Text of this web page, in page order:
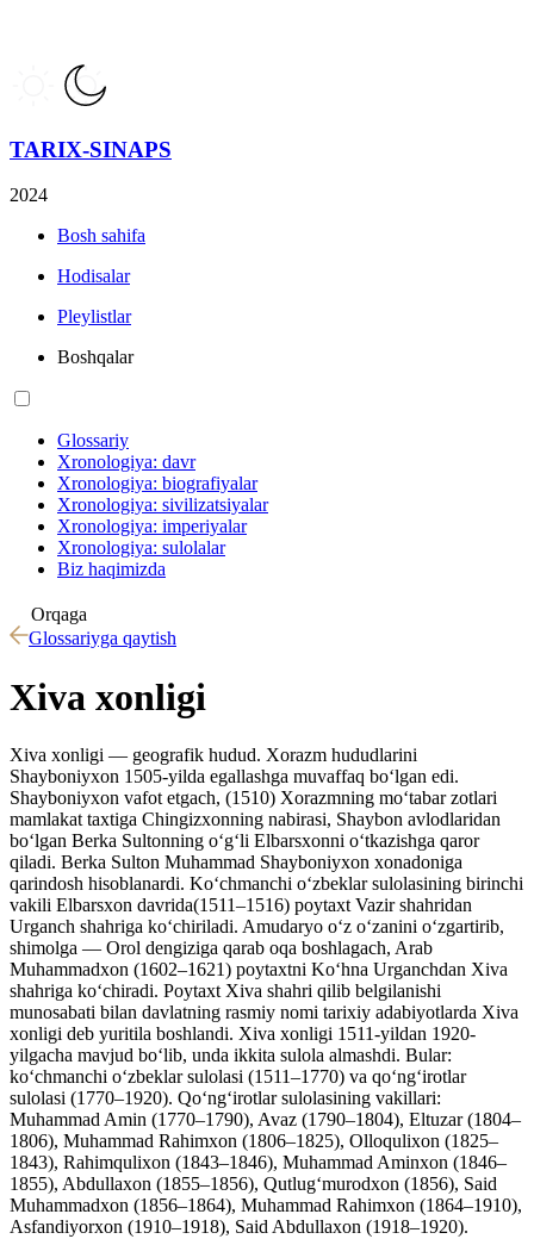
TARIX-SINAPS
2024
Bosh sahifa
Hodisalar
Pleylistlar
Boshqalar
Glossariy
Xronologiya: davr
Xronologiya: biografiyalar
Xronologiya: sivilizatsiyalar
Xronologiya: imperiyalar
Xronologiya: sulolalar
Biz haqimizda
Orqaga
Glossariyga qaytish
Xiva xonligi
Xiva xonligi — geografik hudud. Xorazm hududlarini
Shayboniyxon 1505-yilda egallashga muvaffaq boʻlgan edi.
Shayboniyxon vafot etgach, (1510) Xorazmning moʻtabar zotlari
mamlakat taxtiga Chingizxonning nabirasi, Shaybon avlodlaridan
boʻlgan Berka Sultonning oʻgʻli Elbarsxonni oʻtkazishga qaror
qiladi. Berka Sulton Muhammad Shayboniyxon xonadoniga
qarindosh hisoblanardi. Koʻchmanchi oʻzbeklar sulolasining birinchi
vakili Elbarsxon davrida(1511–1516) poytaxt Vazir shahridan
Urganch shahriga koʻchiriladi. Amudaryo oʻz oʻzanini oʻzgartirib,
shimolga — Orol dengiziga qarab oqa boshlagach, Arab
Muhammadxon (1602–1621) poytaxtni Koʻhna Urganchdan Xiva
shahriga koʻchiradi. Poytaxt Xiva shahri qilib belgilanishi
munosabati bilan davlatning rasmiy nomi tarixiy adabiyotlarda Xiva
xonligi deb yuritila boshlandi. Xiva xonligi 1511-yildan 1920-
yilgacha mavjud boʻlib, unda ikkita sulola almashdi. Bular:
koʻchmanchi oʻzbeklar sulolasi (1511–1770) va qoʻngʻirotlar
sulolasi (1770–1920). Qoʻngʻirotlar sulolasining vakillari:
Muhammad Amin (1770–1790), Avaz (1790–1804), Eltuzar (1804–
1806), Muhammad Rahimxon (1806–1825), Olloqulixon (1825–
1843), Rahimqulixon (1843–1846), Muhammad Aminxon (1846–
1855), Abdullaxon (1855–1856), Qutlugʻmurodxon (1856), Said
Muhammadxon (1856–1864), Muhammad Rahimxon (1864–1910),
Asfandiyorxon (1910–1918), Said Abdullaxon (1918–1920).